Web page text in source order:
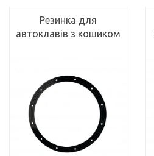
Резинка для
автоклавів з кошиком